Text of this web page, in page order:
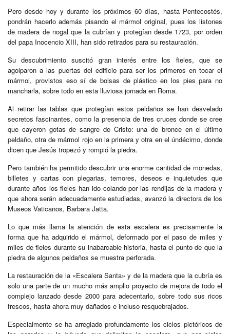
Pero desde hoy y durante los próximos 60 días, hasta Pentecostés,
pondrán hacerlo además pisando el mármol original, pues los listones
de madera de nogal que la cubrían y protegían desde 1723, por orden
del papa Inocencio XIII, han sido retirados para su restauración.
Su descubrimiento suscitó gran interés entre los fieles, que se
agolparon a las puertas del edificio para ser los primeros en tocar el
mármol, provistos eso sí de bolsas de plástico en los pies para no
mancharla, sobre todo en esta lluviosa jornada en Roma.
Al retirar las tablas que protegían estos peldaños se han desvelado
secretos fascinantes, como la presencia de tres cruces donde se cree
que cayeron gotas de sangre de Cristo: una de bronce en el último
peldaño, otra de mármol rojo en la primera y otra en el úndécimo, donde
dicen que Jesús tropezó y rompió la piedra.
Pero también ha permitido descubrir una enorme cantidad de monedas,
billetes y cartas con plegarias, temores, deseos e inquietudes que
durante años los fieles han ido colando por las rendijas de la madera y
que ahora serán adecuadamente estudiadas, avanzó la directora de los
Museos Vaticanos, Barbara Jatta.
Lo que más llama la atención de esta escalera es precisamente la
forma que ha adquirido el mármol, deformado por el paso de miles y
miles de fieles durante su inabarcable historia, hasta el punto de que la
piedra de algunos peldaños se muestra perforada.
La restauración de la «Escalera Santa» y de la madera que la cubría es
solo una parte de un mucho más amplio proyecto de mejora de todo el
complejo lanzado desde 2000 para adecentarlo, sobre todo sus ricos
frescos, hasta ahora muy dañados e incluso resquebrajados.
Especialmente se ha arreglado profundamente los ciclos pictóricos de